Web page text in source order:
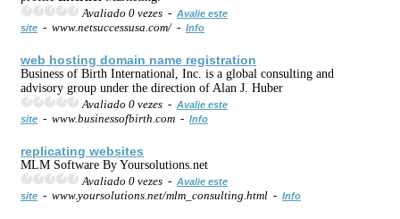
Avaliado 0 vezes - Avalie este
site - www.netsuccessusa.com/ - Info
web hosting domain name registration
Business of Birth International, Inc. is a global consulting and
advisory group under the direction of Alan J. Huber
Avaliado 0 vezes - Avalie este
site - www.businessofbirth.com - Info
replicating websites
MLM Software By Yoursolutions.net
Avaliado 0 vezes - Avalie este
site - www.yoursolutions.net/mlm_consulting.html - Info